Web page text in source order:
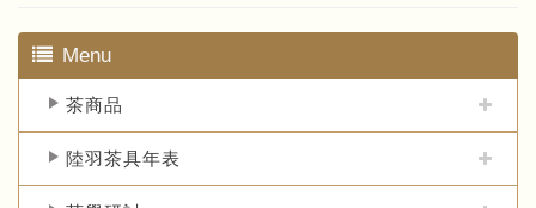
Menu
茶商品
陸羽茶具年表